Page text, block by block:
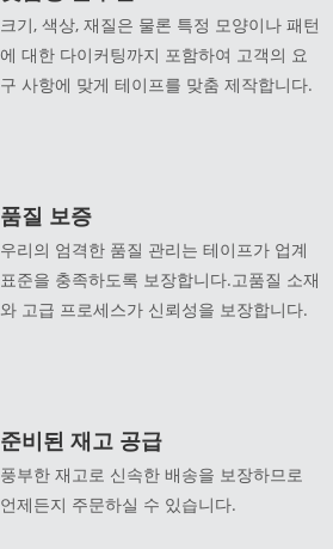
크기, 색상, 재질은 물론 특정 모양이나 패턴
에 대한 다이커팅까지 포함하여 고객의 요
구 사항에 맞게 테이프를 맞춤 제작합니다.
품질 보증
우리의 엄격한 품질 관리는 테이프가 업계
표준을 충족하도록 보장합니다.고품질 소재
와 고급 프로세스가 신뢰성을 보장합니다.
준비된 재고 공급
풍부한 재고로 신속한 배송을 보장하므로
언제든지 주문하실 수 있습니다.